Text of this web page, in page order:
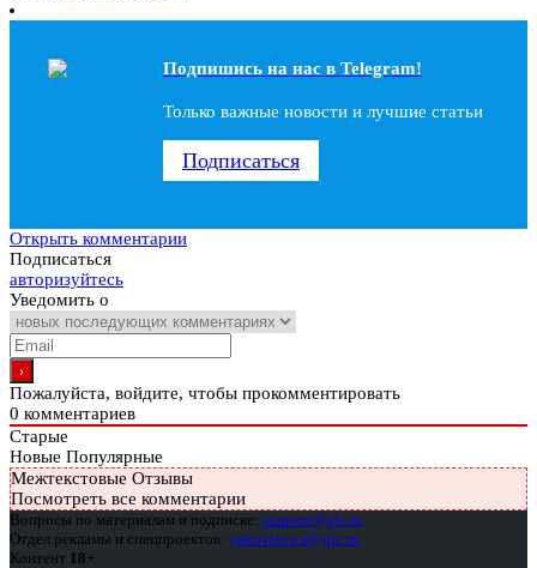
Подпишись на наc в Telegram!
Только важные новости и лучшие статьи
Подписаться
Открыть комментарии
Подписаться
авторизуйтесь
Уведомить о
Пожалуйста, войдите, чтобы прокомментировать
0 комментариев
Старые
Новые Популярные
Межтекстовые Отзывы
Посмотреть все комментарии
Вопросы по материалам и подписке: support@glc.ru
Отдел рекламы и спецпроектов: yakovleva.a@glc.ru
Контент 18+